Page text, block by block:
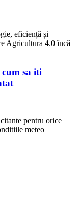
eficiență și
Agricultura 4.0 încă
sa iti
pentru orice
meteo